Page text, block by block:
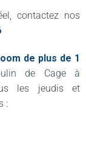
contactez nos
de plus de 1
de Cage à
les jeudis et
: